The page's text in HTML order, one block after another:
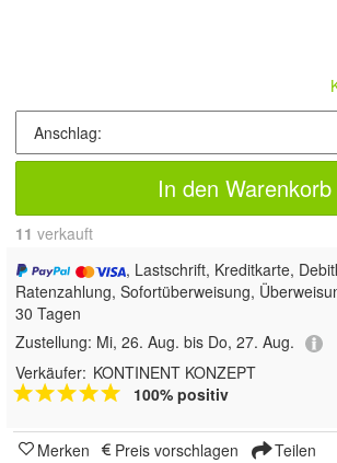
In den Warenkorb
11 verkauft
, Lastschrift, Kreditkarte,
Ratenzahlung, Sofortüberweisung,
30 Tagen
Zustellung: Mi, 26. Aug. bis Do, 27. Aug.
Verkäufer: KONTINENT KONZEPT
100% positiv
Merken Preis vorschlagen Teilen